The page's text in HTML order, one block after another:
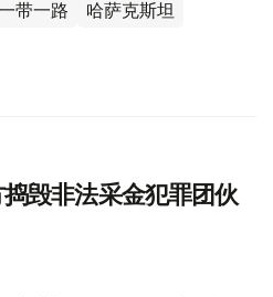
带一路 哈萨克斯坦
毁非法采金犯罪团伙